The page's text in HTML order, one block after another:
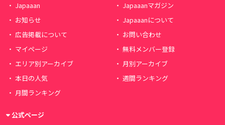
Japaaan
Japaaanマガジン
お知らせ
Japaaanについて
広告掲載について
お問い合わせ
マイページ
無料メンバー登録
エリア別アーカイブ
月別アーカイブ
本日の人気
週間ランキング
月間ランキング
公式ページ